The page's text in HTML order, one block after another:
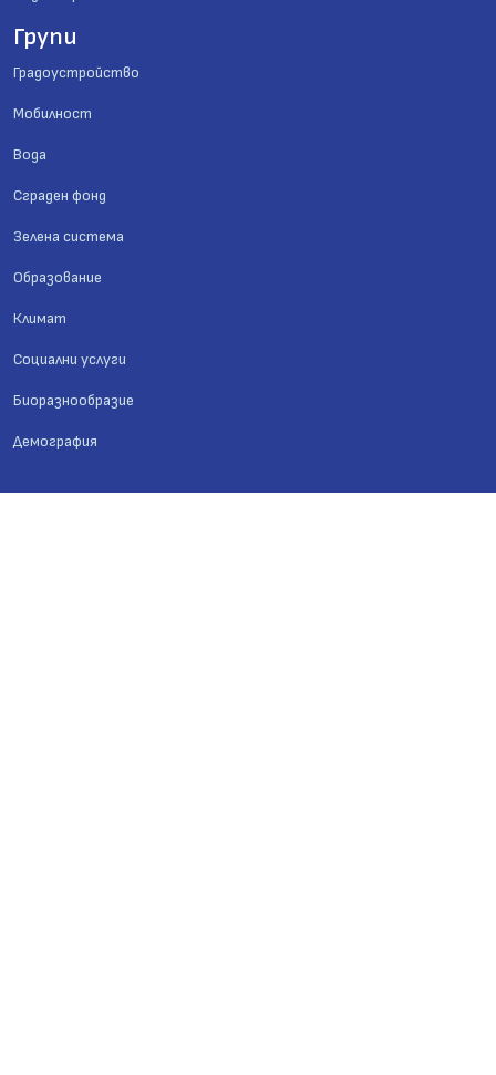
Групи
Градоустройство
Мобилност
Вода
Сграден фонд
Зелена система
Образование
Климат
Социални услуги
Биоразнообразие
Демография